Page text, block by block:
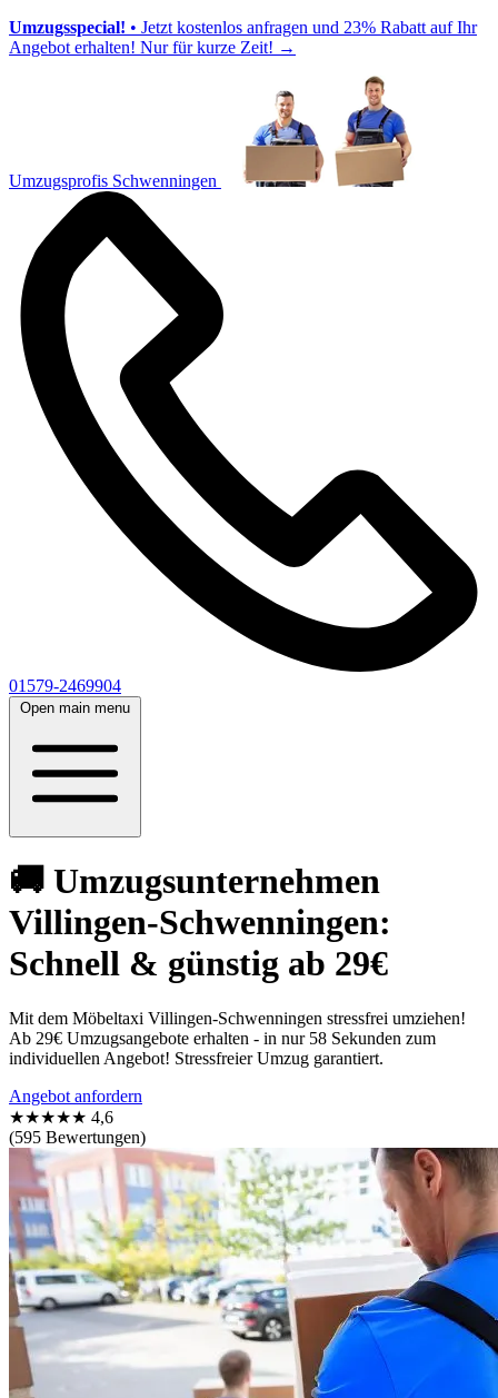
Umzugsspecial! • Jetzt kostenlos anfragen und 23% Rabatt auf Ihr
Angebot erhalten! Nur für kurze Zeit! →
Umzugsprofis Schwenningen
01579-2469904
Open main menu
🚚 Umzugsunternehmen
Villingen-Schwenningen:
Schnell & günstig ab 29€
Mit dem Möbeltaxi Villingen-Schwenningen stressfrei umziehen!
Ab 29€ Umzugsangebote erhalten - in nur 58 Sekunden zum
individuellen Angebot! Stressfreier Umzug garantiert.
Angebot anfordern
★★★★★ 4,6
(595 Bewertungen)